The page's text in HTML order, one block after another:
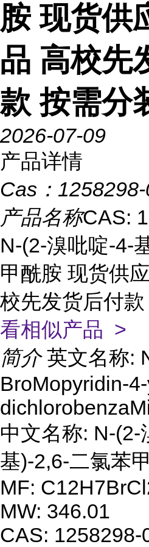
胺 现货供
品 高校先
款 按需分
2026-07-09
产品详情
Cas：
产品名称CAS:
N-(2-溴吡啶-4-
甲酰胺 现货供
校先发货后付
看相似产品 >
简介 英文名称:
BroMopyridin-
中文名称: N-(2-
基)-2,6-二氯苯
MF:
MW: 346.01
CAS: 1258298-